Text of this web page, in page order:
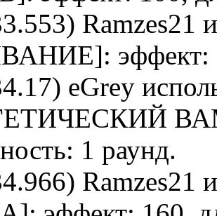
Ramzes21
]: эффект:
eGrey
1 раунд.
Ramzes21